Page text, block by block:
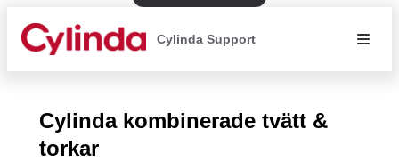
Cylinda Support
Cylinda kombinerade tvätt &
torkar